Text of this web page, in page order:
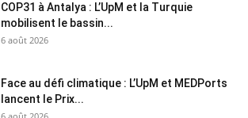
COP31 à Antalya : L’UpM et la Turquie
mobilisent le bassin...
6 août 2026
Face au défi climatique : L’UpM et MEDPorts
lancent le Prix...